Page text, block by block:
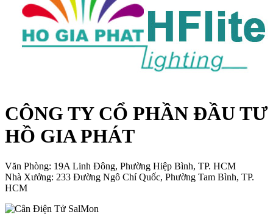
CÔNG TY CỔ PHẦN ĐẦU TƯ
HỒ GIA PHÁT
Văn Phòng: 19A Linh Đông, Phường Hiệp Bình, TP. HCM
Nhà Xưởng: 233 Đường Ngô Chí Quốc, Phường Tam Bình, TP.
HCM